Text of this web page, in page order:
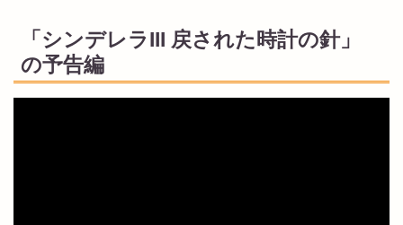
「シンデレラIII 戻された時計の針」
の予告編